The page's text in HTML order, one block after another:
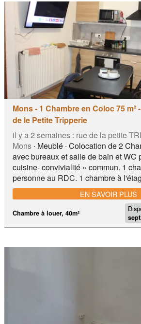
sérieux(ses), calmes et non-
eur + 100 eur . Ca Lavoir, Delhaize,
nombreux restaurants, proche du
Mons - 1 Chambre en Coloc 75 m²
de le Petite Tripperie
il y a 2 semaines : rue de la petite
Mons∙ Meublé ∙ Colocation de 2
avec bureaux et salle de bain et WC
cuisine- convivialité » commun. 1
personne au RDC. 1 chambre à
un étudiant en polytech Situation
calme en plein centre de Mons intra-
2 minutes de la faculté polytechnique,
facs de droit, d’architecture de
Description détaillée : La maison 2
rénovée intérieurement en 2022 et
minutes à pied de la gare. – 6
Chambre à louer, 40m²
EN SAVOIR PLUS